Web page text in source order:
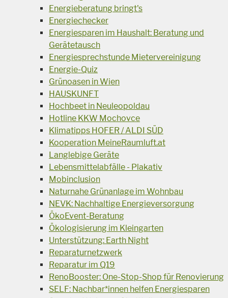
Energieberatung bringt's
Energiechecker
Energiesparen im Haushalt: Beratung und
Gerätetausch
Energiesprechstunde Mietervereinigung
Energie-Quiz
Grünoasen in Wien
HAUSKUNFT
Hochbeet in Neuleopoldau
Hotline KKW Mochovce
Klimatipps HOFER / ALDI SÜD
Kooperation MeineRaumluft.at
Langlebige Geräte
Lebensmittelabfälle - Plakativ
Mobinclusion
Naturnahe Grünanlage im Wohnbau
NEVK: Nachhaltige Energieversorgung
ÖkoEvent-Beratung
Ökologisierung im Kleingarten
Unterstützung: Earth Night
Reparaturnetzwerk
Reparatur im Q19
RenoBooster: One-Stop-Shop für Renovierung
SELF: Nachbar*innen helfen Energiesparen